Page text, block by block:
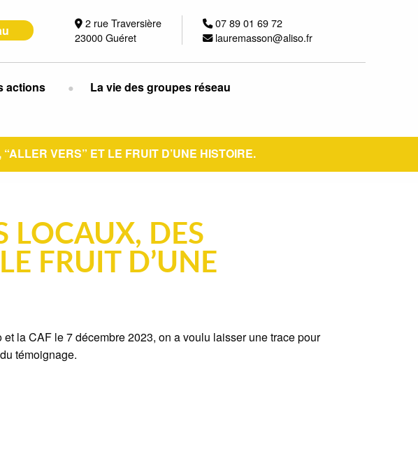
2 rue Traversière
23000 Guéret
07 89 01 69 72
lauremasson@aliso.fr
actions La vie des groupes réseau
VERS” ET LE FRUIT D’UNE HISTOIRE.
LOCAUX, DES
FRUIT D’UNE
la CAF le 7 décembre 2023, on a voulu laisser une trace pour
témoignage.